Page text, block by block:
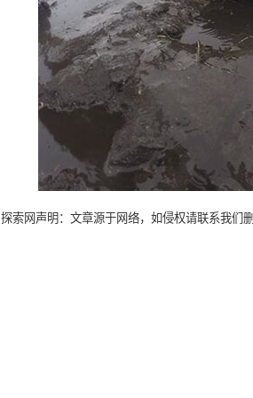
探索网声明：文章源于网络，如侵权请联系我们